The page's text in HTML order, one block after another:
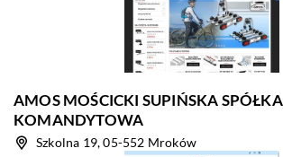
AMOS MOŚCICKI SUPIŃSKA SPÓŁKA
KOMANDYTOWA
Szkolna 19, 05-552 Mroków